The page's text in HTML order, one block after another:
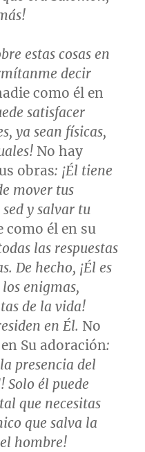
estas cosas en
decir
como él en
satisfacer
ya sean físicas,
No hay
obras: ¡Él tiene
mover tus
y salvar tu
como él en su
las respuestas
De hecho, ¡Él es
enigmas,
de la vida!
en Él. No
Su adoración:
presencia del
Solo él puede
que necesitas
que salva la
hombre!